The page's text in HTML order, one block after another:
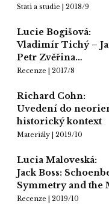
Stati a studie | 2018/9
Lucie Bogišová:
Vladimír Tichý –
Petr Zvěřina…
Recenze | 2017/8
Richard Cohn:
Uvedení do
historický kontext
Materiály | 2019/10
Lucia Maloveská:
Jack Boss:
Symmetry and the
Recenze | 2019/10